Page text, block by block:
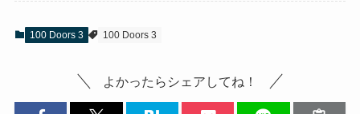
100 Doors 3 100 Doors 3
よかったらシェアしてね！